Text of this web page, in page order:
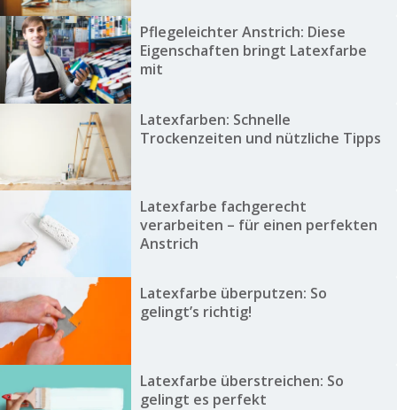
Pflegeleichter Anstrich: Diese
Eigenschaften bringt Latexfarbe
mit
Latexfarben: Schnelle
Trockenzeiten und nützliche Tipps
Latexfarbe fachgerecht
verarbeiten – für einen perfekten
Anstrich
Latexfarbe überputzen: So
gelingt’s richtig!
Latexfarbe überstreichen: So
gelingt es perfekt